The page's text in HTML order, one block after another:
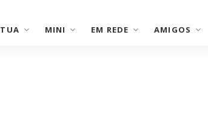
TUA MINI EM REDE AMIGOS